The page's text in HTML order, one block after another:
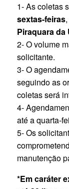
1- As coletas
sextas-feiras
Piraquara da
2- O volume
solicitante.
3- O
seguindo as
coletas será
4-
até a quarta-
5- Os
manutenção
*Em caráter